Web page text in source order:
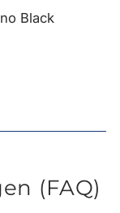
Black
(FAQ)